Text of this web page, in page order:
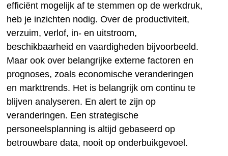
efficiënt mogelijk af te stemmen op de werkdruk,
heb je inzichten nodig. Over de productiviteit,
verzuim, verlof, in- en uitstroom,
beschikbaarheid en vaardigheden bijvoorbeeld.
Maar ook over belangrijke externe factoren en
prognoses, zoals economische veranderingen
en markttrends. Het is belangrijk om continu te
blijven analyseren. En alert te zijn op
veranderingen. Een strategische
personeelsplanning is altijd gebaseerd op
betrouwbare data, nooit op onderbuikgevoel.